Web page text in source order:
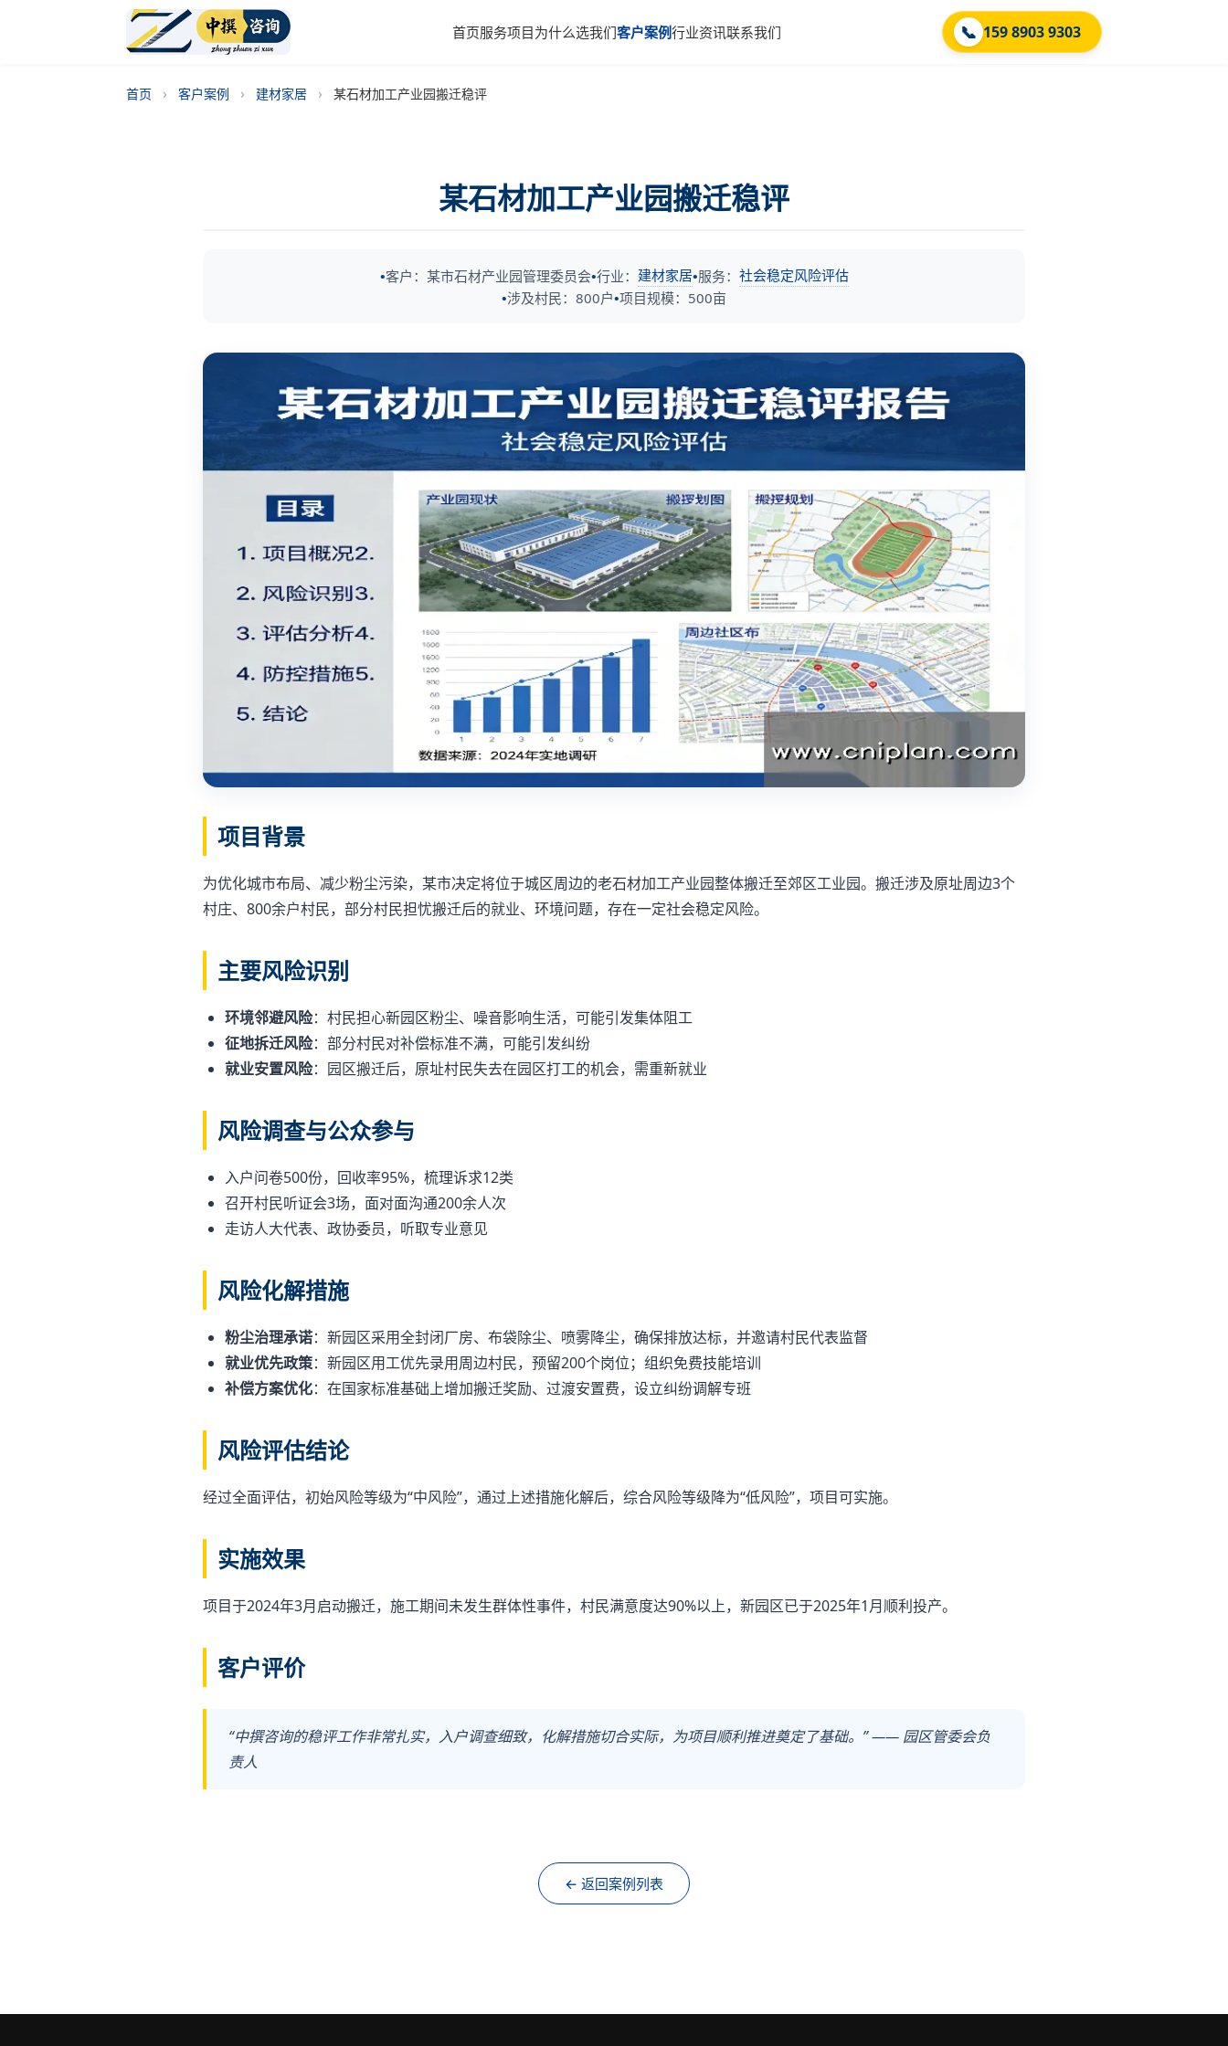
首页服务项目为什么选我们客户案例行业资讯联系我们 📞 159 8903 9303
首页 › 客户案例 › 建材家居 › 某石材加工产业园搬迁稳评
某石材加工产业园搬迁稳评
客户：某市石材产业园管理委员会 行业： 建材家居 服务： 社会稳定风险评估
涉及村民：800户 项目规模：500亩
项目背景
为优化城市布局、减少粉尘污染，某市决定将位于城区周边的老石材加工产业园整体搬迁至郊区工业园。搬迁涉及原址周边3个
村庄、800余户村民，部分村民担忧搬迁后的就业、环境问题，存在一定社会稳定风险。
主要风险识别
环境邻避风险：村民担心新园区粉尘、噪音影响生活，可能引发集体阻工
征地拆迁风险：部分村民对补偿标准不满，可能引发纠纷
就业安置风险：园区搬迁后，原址村民失去在园区打工的机会，需重新就业
风险调查与公众参与
入户问卷500份，回收率95%，梳理诉求12类
召开村民听证会3场，面对面沟通200余人次
走访人大代表、政协委员，听取专业意见
风险化解措施
粉尘治理承诺：新园区采用全封闭厂房、布袋除尘、喷雾降尘，确保排放达标，并邀请村民代表监督
就业优先政策：新园区用工优先录用周边村民，预留200个岗位；组织免费技能培训
补偿方案优化：在国家标准基础上增加搬迁奖励、过渡安置费，设立纠纷调解专班
风险评估结论
经过全面评估，初始风险等级为“中风险”，通过上述措施化解后，综合风险等级降为“低风险”，项目可实施。
实施效果
项目于2024年3月启动搬迁，施工期间未发生群体性事件，村民满意度达90%以上，新园区已于2025年1月顺利投产。
客户评价
“中撰咨询的稳评工作非常扎实，入户调查细致，化解措施切合实际，为项目顺利推进奠定了基础。” —— 园区管委会负
责人
← 返回案例列表